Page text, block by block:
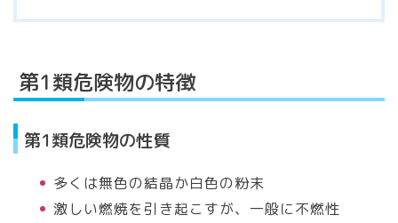
第1類危険物の特徴
第1類危険物の性質
多くは無色の結晶か白色の粉末
激しい燃焼を引き起こすが、一般に不燃性